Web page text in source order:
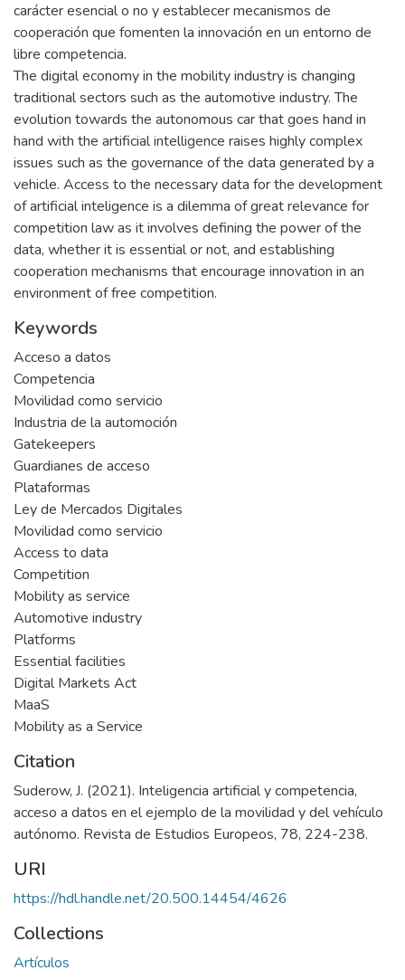
carácter esencial o no y establecer mecanismos de
cooperación que fomenten la innovación en un entorno de
libre competencia.
The digital economy in the mobility industry is changing
traditional sectors such as the automotive industry. The
evolution towards the autonomous car that goes hand in
hand with the artificial intelligence raises highly complex
issues such as the governance of the data generated by a
vehicle. Access to the necessary data for the development
of artificial inteligence is a dilemma of great relevance for
competition law as it involves defining the power of the
data, whether it is essential or not, and establishing
cooperation mechanisms that encourage innovation in an
environment of free competition.
Keywords
Acceso a datos
Competencia
Movilidad como servicio
Industria de la automoción
Gatekeepers
Guardianes de acceso
Plataformas
Ley de Mercados Digitales
Movilidad como servicio
Access to data
Competition
Mobility as service
Automotive industry
Platforms
Essential facilities
Digital Markets Act
MaaS
Mobility as a Service
Citation
Suderow, J. (2021). Inteligencia artificial y competencia,
acceso a datos en el ejemplo de la movilidad y del vehículo
autónomo. Revista de Estudios Europeos, 78, 224-238.
URI
https://hdl.handle.net/20.500.14454/4626
Collections
Artículos